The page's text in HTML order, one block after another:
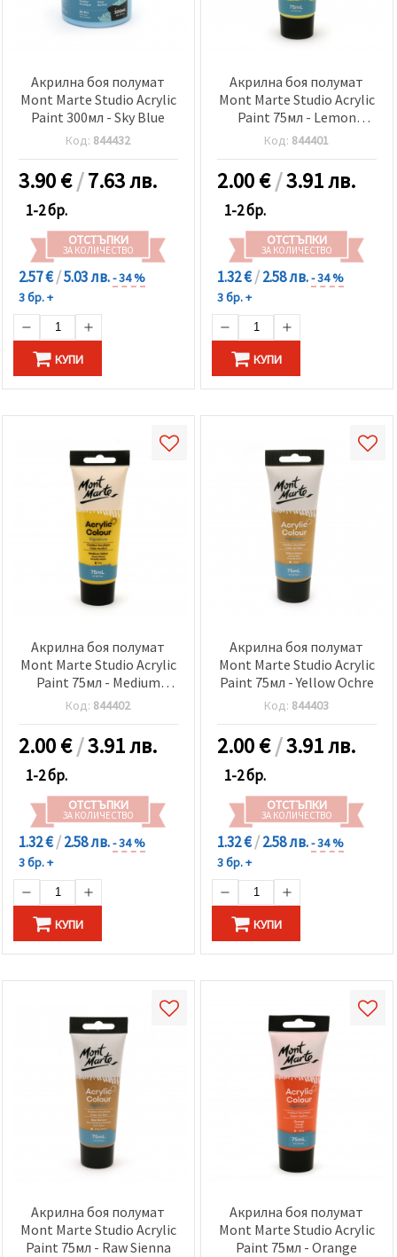
Акрилна боя полумат
Mont Marte Studio Acrylic
Paint 300мл - Sky Blue
Код: 844432
3.90€/7.63 лв.
1-2 бр.
ОТСТЪПКИ
ЗА КОЛИЧЕСТВО
2.57 €/5.03 лв.- 34 %
3 бр. +
КУПИ
Акрилна боя полумат
Mont Marte Studio Acrylic
Paint 75мл - Lemon
Yellow
Код: 844401
2.00€/3.91 лв.
1-2 бр.
ОТСТЪПКИ
ЗА КОЛИЧЕСТВО
1.32 €/2.58 лв.- 34 %
3 бр. +
КУПИ
Акрилна боя полумат
Mont Marte Studio Acrylic
Paint 75мл - Medium
Yellow
Код: 844402
2.00€/3.91 лв.
1-2 бр.
ОТСТЪПКИ
ЗА КОЛИЧЕСТВО
1.32 €/2.58 лв.- 34 %
3 бр. +
КУПИ
Акрилна боя полумат
Mont Marte Studio Acrylic
Paint 75мл - Yellow Ochre
Код: 844403
2.00€/3.91 лв.
1-2 бр.
ОТСТЪПКИ
ЗА КОЛИЧЕСТВО
1.32 €/2.58 лв.- 34 %
3 бр. +
КУПИ
Акрилна боя полумат
Mont Marte Studio Acrylic
Paint 75мл - Raw Sienna
Акрилна боя полумат
Mont Marte Studio Acrylic
Paint 75мл - Orange